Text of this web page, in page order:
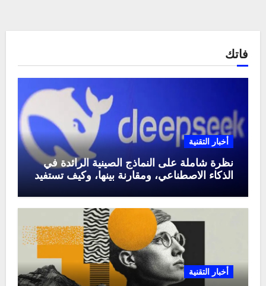
فاتك
أخبار التقنية
نظرة شاملة على النماذج الصينية الرائدة في
الذكاء الاصطناعي، ومقارنة بينها، وكيف تستفيد
أخبار التقنية